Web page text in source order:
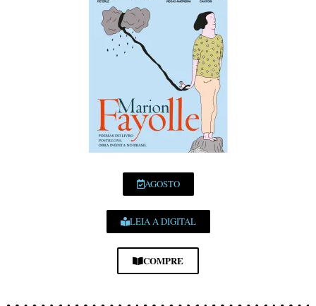
AGOSTO
LEIA A DIGITAL
COMPRE